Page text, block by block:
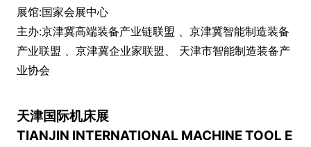
展馆:国家会展中心
主办:京津冀高端装备产业链联盟 、京津冀智能制造装备
产业联盟 、京津冀企业家联盟、 天津市智能制造装备产
业协会
天津国际机床展
TIANJIN INTERNATIONAL MACHINE TOOL E